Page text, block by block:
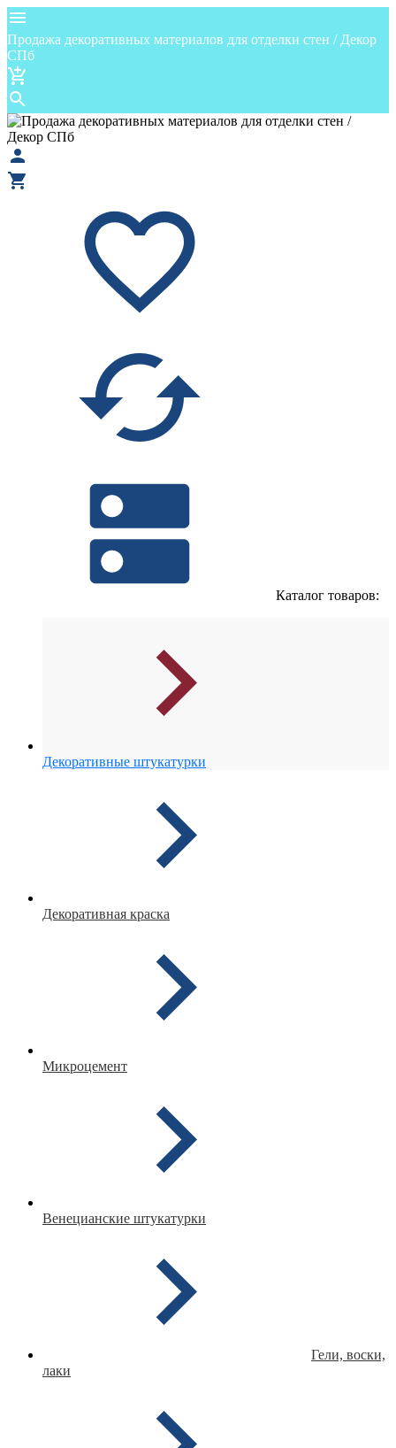
Продажа декоративных материалов для отделки стен / Декор
СПб
Каталог товаров:
Декоративные штукатурки
Декоративная краска
Микроцемент
Венецианские штукатурки
Гели, воски,
лаки